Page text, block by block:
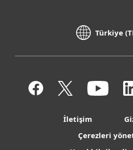
Türkiye
İletişim
Çerezleri